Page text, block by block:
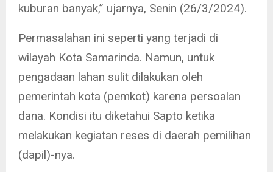
kuburan banyak,” ujarnya, Senin (26/3/2024).
Permasalahan ini seperti yang terjadi di
wilayah Kota Samarinda. Namun, untuk
pengadaan lahan sulit dilakukan oleh
pemerintah kota (pemkot) karena persoalan
dana. Kondisi itu diketahui Sapto ketika
melakukan kegiatan reses di daerah pemilihan
(dapil)-nya.